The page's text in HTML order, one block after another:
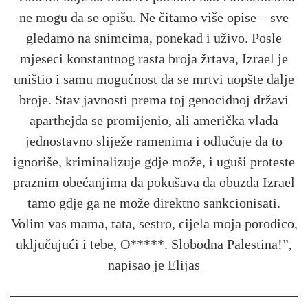
ne mogu da se opišu. Ne čitamo više opise – sve
gledamo na snimcima, ponekad i uživo. Posle
mjeseci konstantnog rasta broja žrtava, Izrael je
uništio i samu mogućnost da se mrtvi uopšte dalje
broje. Stav javnosti prema toj genocidnoj državi
aparthejda se promijenio, ali američka vlada
jednostavno sliježe ramenima i odlučuje da to
ignoriše, kriminalizuje gdje može, i uguši proteste
praznim obećanjima da pokušava da obuzda Izrael
tamo gdje ga ne može direktno sankcionisati.
Volim vas mama, tata, sestro, cijela moja porodico,
uključujući i tebe, O*****. Slobodna Palestina!”,
napisao je Elijas